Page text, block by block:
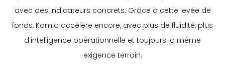
avec des indicateurs concrets. Grâce à cette levée de
fonds, Komia accélère encore, avec plus de fluidité, plus
d’intelligence opérationnelle et toujours la même
exigence terrain.